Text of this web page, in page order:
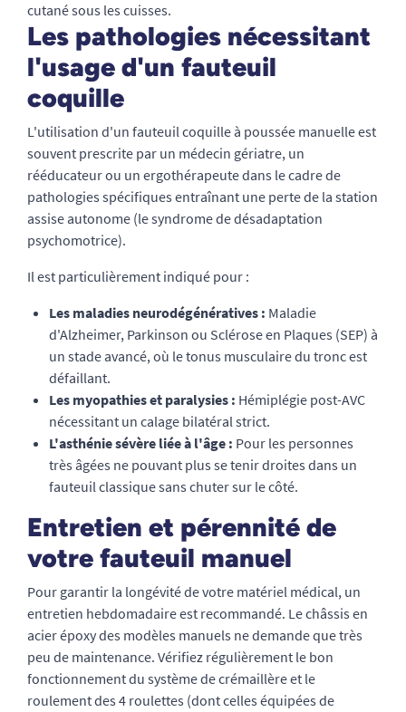
cutané sous les cuisses.
Les pathologies nécessitant
l'usage d'un fauteuil
coquille
L'utilisation d'un fauteuil coquille à poussée manuelle est
souvent prescrite par un médecin gériatre, un
rééducateur ou un ergothérapeute dans le cadre de
pathologies spécifiques entraînant une perte de la station
assise autonome (le syndrome de désadaptation
psychomotrice).
Il est particulièrement indiqué pour :
Les maladies neurodégénératives : Maladie
d'Alzheimer, Parkinson ou Sclérose en Plaques (SEP) à
un stade avancé, où le tonus musculaire du tronc est
défaillant.
Les myopathies et paralysies : Hémiplégie post-AVC
nécessitant un calage bilatéral strict.
L'asthénie sévère liée à l'âge : Pour les personnes
très âgées ne pouvant plus se tenir droites dans un
fauteuil classique sans chuter sur le côté.
Entretien et pérennité de
votre fauteuil manuel
Pour garantir la longévité de votre matériel médical, un
entretien hebdomadaire est recommandé. Le châssis en
acier époxy des modèles manuels ne demande que très
peu de maintenance. Vérifiez régulièrement le bon
fonctionnement du système de crémaillère et le
roulement des 4 roulettes (dont celles équipées de